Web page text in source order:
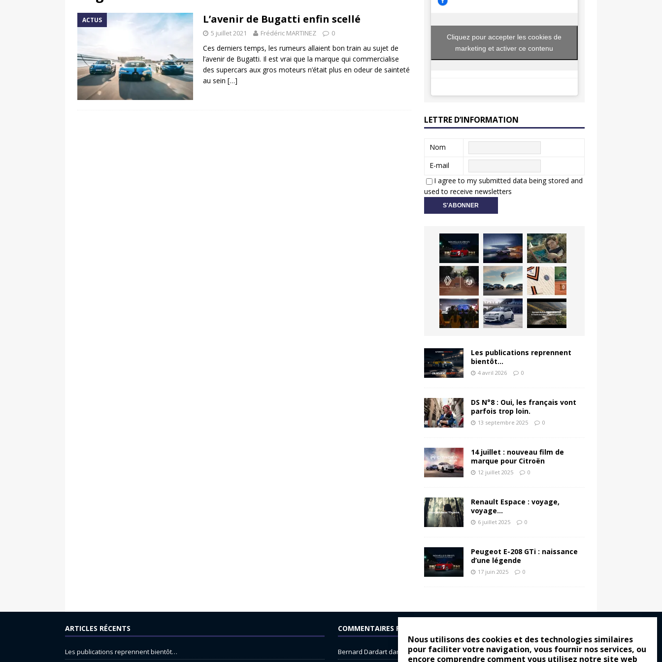
Nous utilisons des cookies et des technologies similaires
pour faciliter votre navigation, vous fournir nos services, ou
encore comprendre comment vous utilisez notre site web
[ 11 avril 2020 ] #StayHome : Honda dévoile un spot publicitaire… confiné! ACTUS
ACTUS L’avenir de Bugatti enfin scellé
5 juillet 2021 Frédéric MARTINEZ 0
Ces derniers temps, les rumeurs allaient bon train au sujet de
l’avenir de Bugatti. Il est vrai que la marque qui commercialise
des supercars aux gros moteurs n’était plus en odeur de sainteté
au sein […]
Cliquez pour accepter les cookies de
marketing et activer ce contenu
LETTRE D’INFORMATION
Nom
E-mail
I agree to my submitted data being stored and
used to receive newsletters
Les publications reprennent
bientôt…
4 avril 2026 0
DS N°8 : Oui, les français vont
parfois trop loin.
13 septembre 2025 0
14 juillet : nouveau film de
marque pour Citroën
12 juillet 2025 0
Renault Espace : voyage,
voyage…
6 juillet 2025 0
Peugeot E-208 GTi : naissance
d’une légende
17 juin 2025 0
ARTICLES RÉCENTS
Les publications reprennent bientôt…
COMMENTAIRES RÉCENTS
Bernard Dardartdans Dacia Sandero : pour les gens vrais